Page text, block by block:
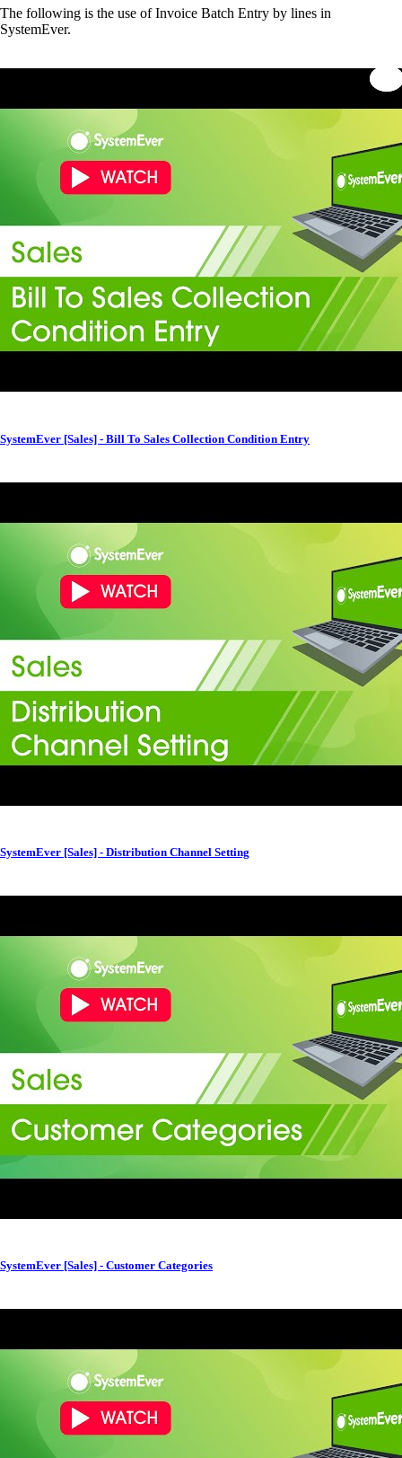
The following is the use of Invoice Batch Entry by lines in
SystemEver.
SystemEver [Sales] - Bill To Sales Collection Condition Entry
SystemEver [Sales] - Distribution Channel Setting
SystemEver [Sales] - Customer Categories